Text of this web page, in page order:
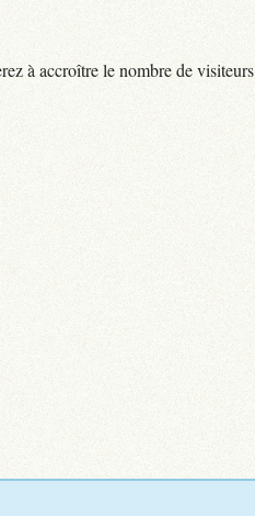
à accroître le nombre de visiteurs